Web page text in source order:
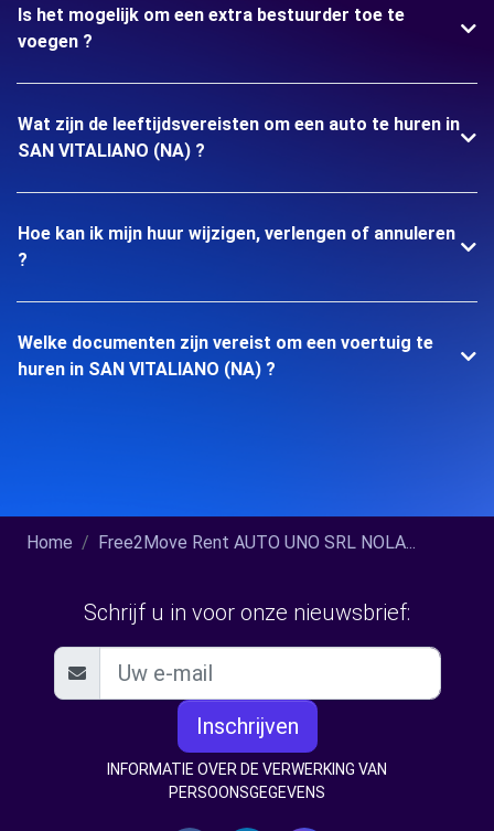
Is het mogelijk om een extra bestuurder toe te
voegen ?
Wat zijn de leeftijdsvereisten om een auto te huren in
SAN VITALIANO (NA) ?
Hoe kan ik mijn huur wijzigen, verlengen of annuleren
?
Welke documenten zijn vereist om een voertuig te
huren in SAN VITALIANO (NA) ?
Home Free2Move Rent AUTO UNO SRL NOLA...
Schrijf u in voor onze nieuwsbrief:
Inschrijven
INFORMATIE OVER DE VERWERKING VAN
PERSOONSGEGEVENS